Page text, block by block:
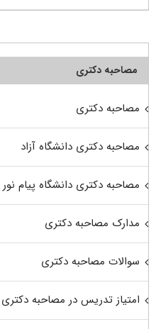
مصاحبه دکتری
مصاحبه دکتری
مصاحبه دکتری دانشگاه آزاد
مصاحبه دکتری دانشگاه پیام نور
مدارک مصاحبه دکتری
سوالات مصاحبه دکتری
امتیاز تدریس در مصاحبه دکتری